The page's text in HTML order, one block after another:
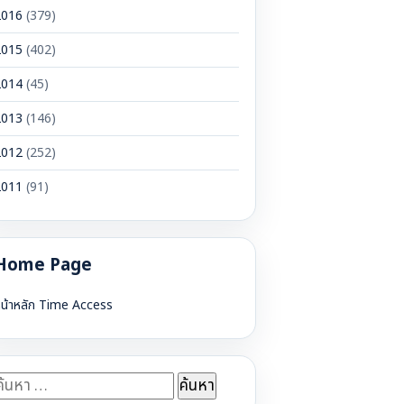
(379)
(402)
(45)
(146)
(252)
(91)
Page
าหลัก Time Access
หา